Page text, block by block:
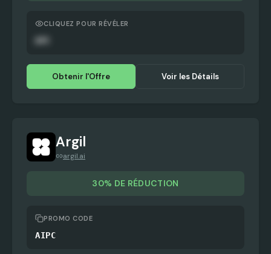
CLIQUEZ POUR RÉVÉLER
Obtenir l'Offre Voir les Détails
Argil
argil.ai
30% DE RÉDUCTION
PROMO CODE
AIPC